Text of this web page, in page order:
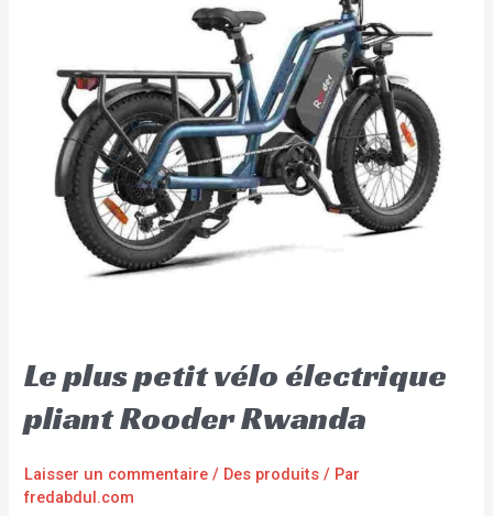
Le plus petit vélo électrique
pliant Rooder Rwanda
Laisser un commentaire / Des produits / Par
fredabdul.com